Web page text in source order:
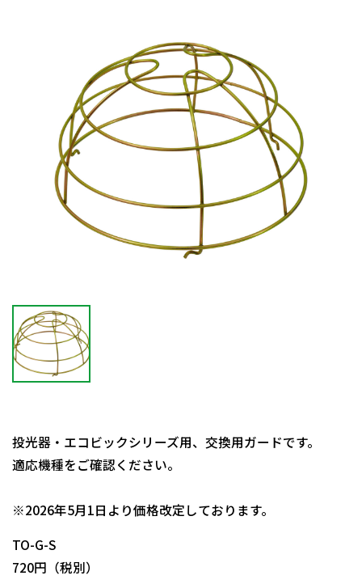
投光器・エコビックシリーズ用、交換用ガードです。
適応機種をご確認ください。
※2026年5月1日より価格改定しております。
TO-G-S
720円（税別）